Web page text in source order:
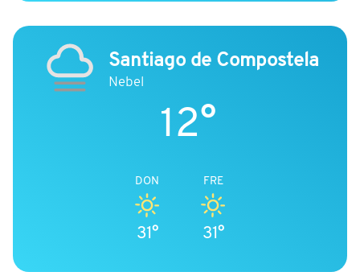
Santiago de Compostela
Nebel
12°
DON
31°
FRE
31°